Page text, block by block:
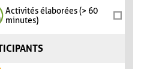
Activités élaborées (> 60
minutes)